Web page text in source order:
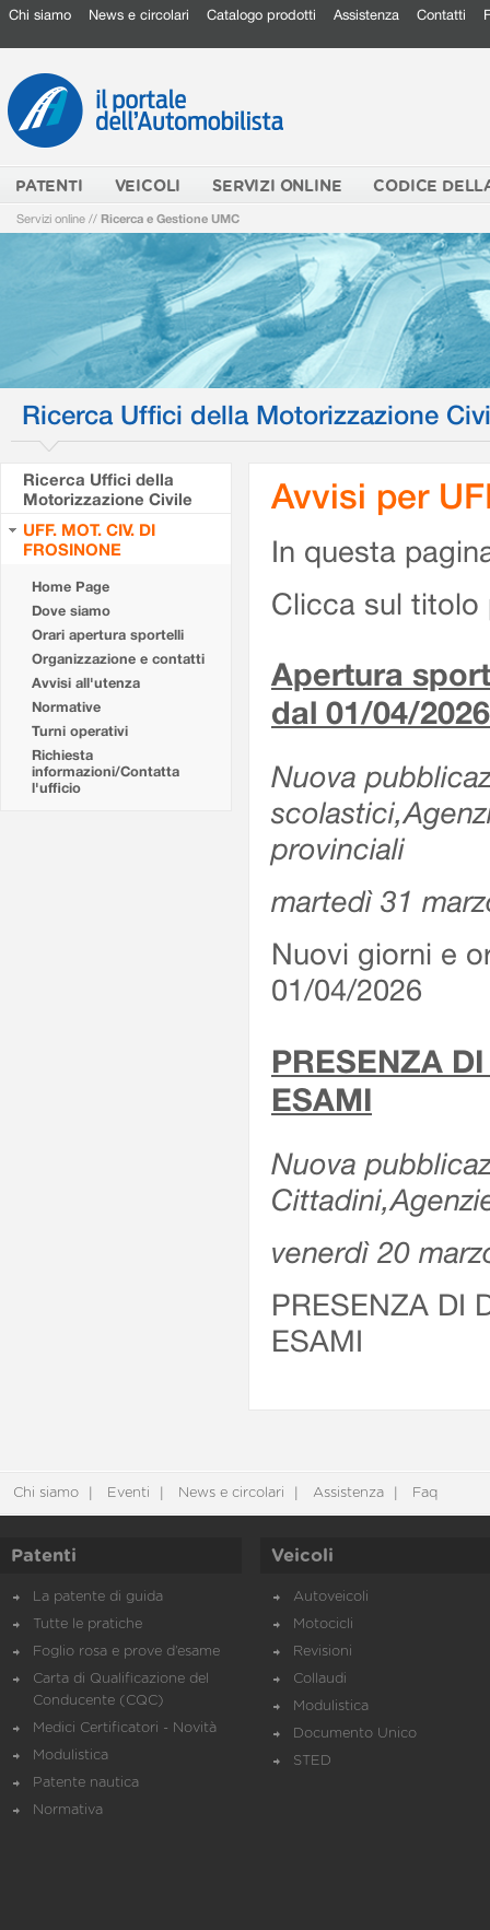
Chi siamo News e circolari Catalogo prodotti Assistenza Contatti
PATENTI VEICOLI SERVIZI ONLINE CODICE
Servizi online // Ricerca e Gestione UMC
Ricerca Uffici della Motorizzazione
Ricerca Uffici della
Motorizzazione Civile
UFF. MOT. CIV. DI
FROSINONE
Home Page
Dove siamo
Orari apertura sportelli
Organizzazione e contatti
Avvisi all'utenza
Normative
Turni operativi
Richiesta
informazioni/Contatta
l'ufficio
Avvisi per
In questa
Clicca sul titolo
Apertura
dal 01/04/2026
Nuova
provinciali
martedì 31
Nuovi giorni e
01/04/2026
PRESENZA
ESAMI
Nuova
venerdì 20
PRESENZA DI
ESAMI
Chi siamo Eventi News e circolari Assistenza Faq
Patenti
La patente di guida
Tutte le pratiche
Foglio rosa e prove d’esame
Carta di Qualificazione del
Conducente (CQC)
Medici Certificatori - Novità
Modulistica
Patente nautica
Normativa
Veicoli
Autoveicoli
Motocicli
Revisioni
Collaudi
Modulistica
Documento Unico
STED